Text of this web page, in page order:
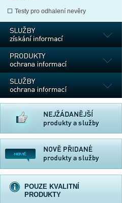
Testy pro odhalení nevěry
POUZE KVALITNÍ
PRODUKTY